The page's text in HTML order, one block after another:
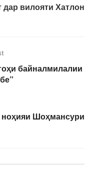
дар вилояти Хатлон
байналмилалии
Шоҳмансури